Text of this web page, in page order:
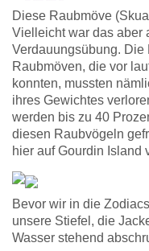
Diese Raubmöve
Vielleicht war das aber
Verdauungsübung. Die
Raubmöven, die vor
konnten, mussten
ihres Gewichtes
werden bis zu 40
diesen Raubvögeln
hier auf Gourdin Island
Bevor wir in die
unsere Stiefel, die
Wasser stehend